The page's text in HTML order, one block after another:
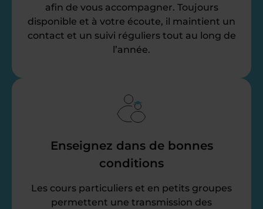
afin de vous accompagner. Toujours
disponible et à votre écoute, il maintient un
contact et un suivi réguliers tout au long de
l’année.
Enseignez dans de bonnes
conditions
Les cours particuliers et en petits groupes
permettent une transmission des